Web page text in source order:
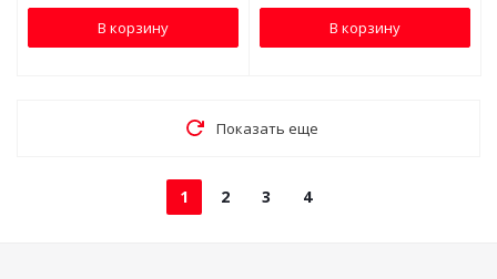
В корзину В корзину
Показать еще
1 2 3 4